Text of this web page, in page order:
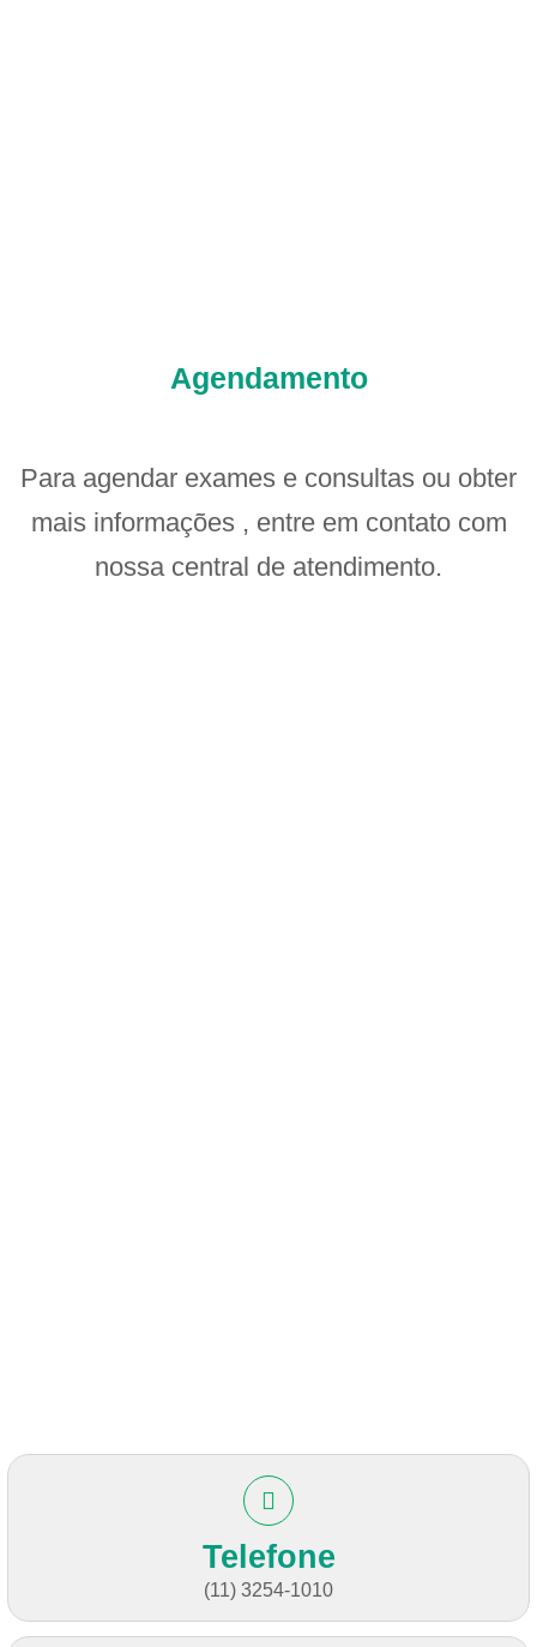
Agendamento
Para agendar exames e consultas ou obter
mais informações , entre em contato com
nossa central de atendimento.
Telefone
(11) 3254-1010